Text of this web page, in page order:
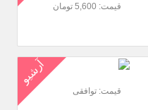
قیمت: 5,600 تومان
آرشیو
قیمت: توافقی